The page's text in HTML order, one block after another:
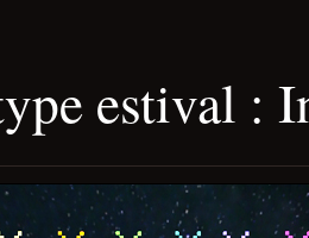
estival :